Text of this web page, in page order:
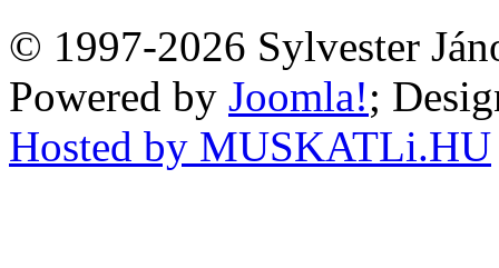
© 1997-2026 Sylvester
Powered by Joomla!;
Hosted by MUSKATLi.HU